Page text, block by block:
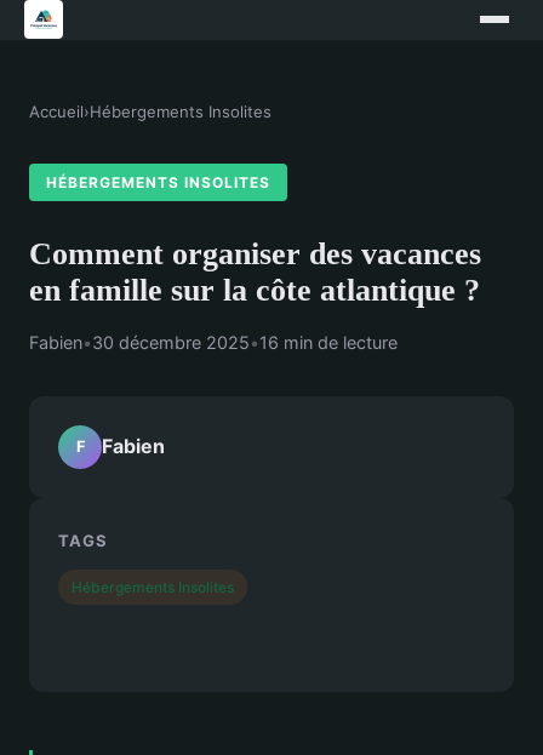
Accueil›Hébergements Insolites
HÉBERGEMENTS INSOLITES
Comment organiser des vacances
en famille sur la côte atlantique ?
Fabien•30 décembre 2025•16 min de lecture
F Fabien
TAGS
Hébergements Insolites